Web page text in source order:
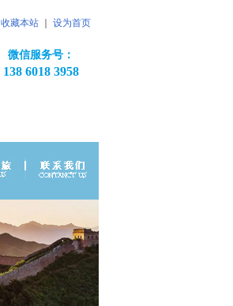
收藏本站 设为首页
微信服务号：
138 6018 3958